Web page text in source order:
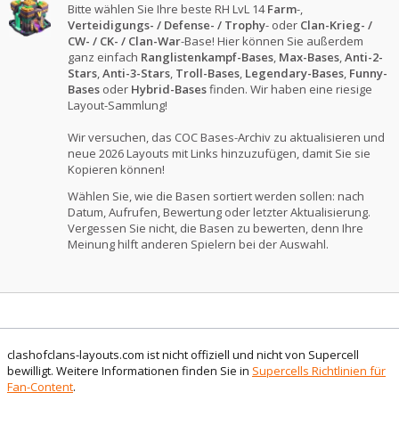
Bitte wählen Sie Ihre beste RH LvL 14Farm-,
Verteidigungs- / Defense- / Trophy- oder Clan-Krieg- /
CW- / CK- / Clan-War-Base! Hier können Sie außerdem
ganz einfach Ranglistenkampf-Bases, Max-Bases,Anti-2-
Stars,Anti-3-Stars, Troll-Bases, Legendary-Bases, Funny-
Bases oder Hybrid-Basesfinden. Wir haben eine riesige
Layout-Sammlung!
Wir versuchen, das COC Bases-Archiv zu aktualisieren und
neue 2026 Layouts mit Links hinzuzufügen, damit Sie sie
Kopieren können!
Wählen Sie, wie die Basen sortiert werden sollen: nach
Datum, Aufrufen, Bewertung oder letzter Aktualisierung.
Vergessen Sie nicht, die Basen zu bewerten, denn Ihre
Meinung hilft anderen Spielern bei der Auswahl.
clashofclans-layouts.com ist nicht offiziell und nicht von Supercell
bewilligt. Weitere Informationen finden Sie in Supercells Richtlinien für
Fan-Content.